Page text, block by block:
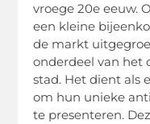
vroege 20e eeuw.
een kleine
de markt
onderdeel van het
stad. Het dient als
om hun unieke
te presenteren.